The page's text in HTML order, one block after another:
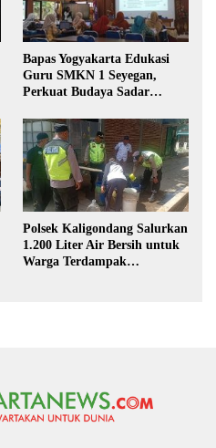
Bapas Yogyakarta Edukasi
Guru SMKN 1 Seyegan,
Perkuat Budaya Sadar
Polsek Kaligondang Salurkan
1.200 Liter Air Bersih untuk
Warga Terdampak